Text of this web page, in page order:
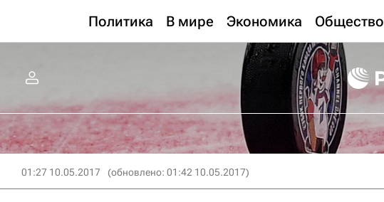
Политика В мире Экономика Общество
01:27 10.05.2017 (обновлено: 01:42 10.05.2017)